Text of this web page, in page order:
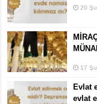
20
17
Evlat
evlat